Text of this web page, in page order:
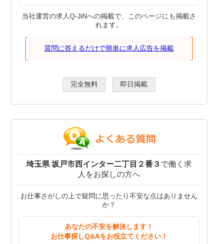
当社運営の求人Q-JiNへの掲載で、このページにも掲載さ
れます。
質問に答えるだけで簡単に求人広告を掲載
完全無料 即日掲載
埼玉県 坂戸市西インター二丁目２番３ で働く求
人をお探しの方へ
お仕事さがしの上で疑問に思ったり不安な点はありません
か？
あなたの不安を解決します！
お仕事探しQ&Aをお役立てください！